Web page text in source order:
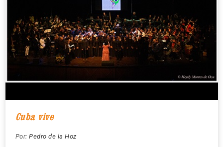
Cuba vive
Por: Pedro de la Hoz